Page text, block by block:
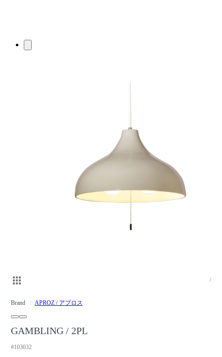
/
Brand APROZ / アプロス
GAMBLING / 2PL
#103032